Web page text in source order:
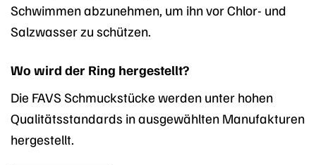
Schwimmen abzunehmen, um ihn vor Chlor- und
Salzwasser zu schützen.
Wo wird der Ring hergestellt?
Die FAVS Schmuckstücke werden unter hohen
Qualitätsstandards in ausgewählten Manufakturen
hergestellt.